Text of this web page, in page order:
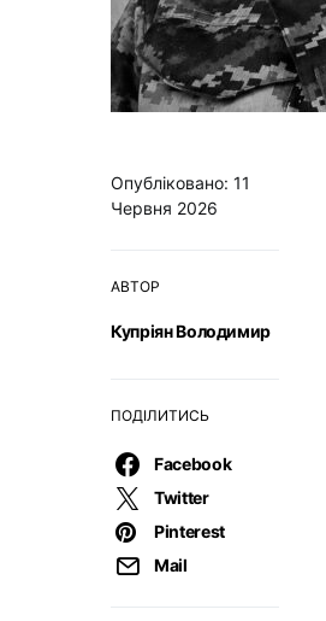
Опубліковано: 11
Червня 2026
АВТОР
Купріян Володимир
ПОДІЛИТИСЬ
Facebook
Twitter
Pinterest
Mail